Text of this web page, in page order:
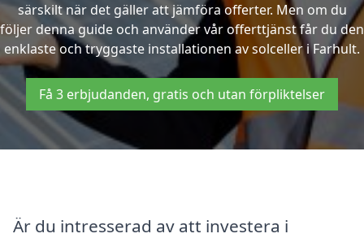
särskilt när det gäller att jämföra offerter. Men om du
följer denna guide och använder vår offerttjänst får du den
enklaste och tryggaste installationen av solceller i Farhult.
Få 3 erbjudanden, gratis och utan förpliktelser
Är du intresserad av att investera i